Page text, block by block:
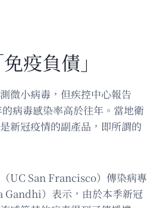
疫負債」
微小病毒，但疾控中心報告
病毒感染率高於往年。當地衛
新冠疫情的副產品，即所謂的
UC San Francisco）傳染病專
）表示，由於本季新冠